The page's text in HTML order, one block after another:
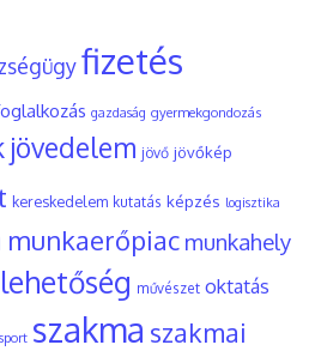
fizetés
gazdaság gyermekgondozás
jövedelem jövő jövőkép
kereskedelem kutatás képzés logisztika
munkaerőpiac munkahely
művészet oktatás
sport szakma szakmai